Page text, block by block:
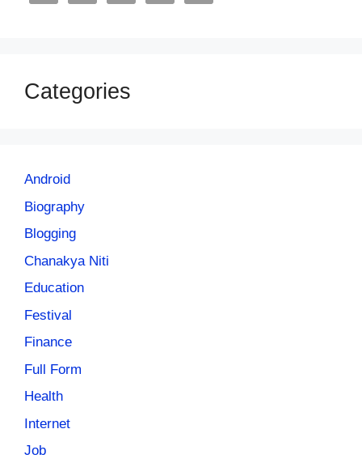
Categories
Android
Biography
Blogging
Chanakya Niti
Education
Festival
Finance
Full Form
Health
Internet
Job